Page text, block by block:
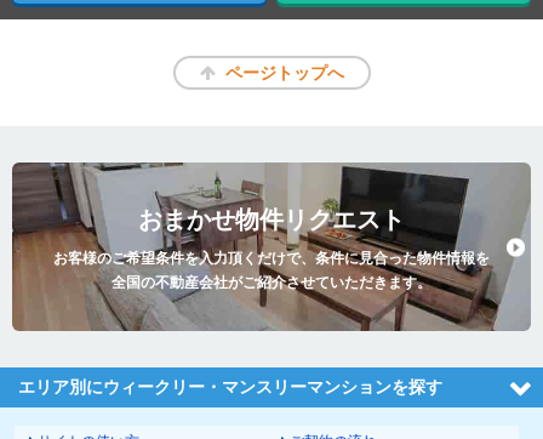
ページトップへ
おまかせ物件リクエスト
お客様のご希望条件を入力頂くだけで、条件に見合った物件情報を
全国の不動産会社がご紹介させていただきます。
エリア別にウィークリー・マンスリーマンションを探す